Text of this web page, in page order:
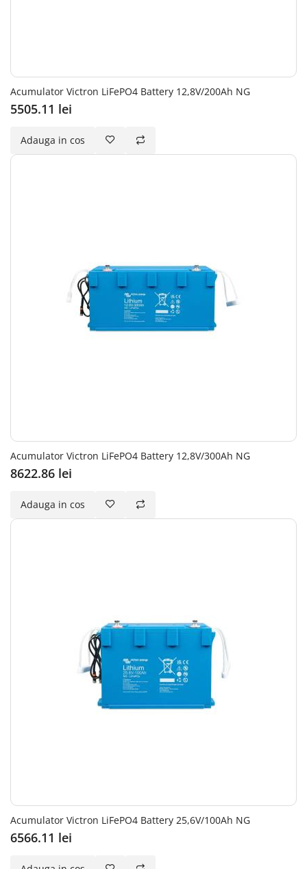
Acumulator Victron LiFePO4 Battery 12,8V/200Ah NG
5505.11 lei
Adauga in cos
Acumulator Victron LiFePO4 Battery 12,8V/300Ah NG
8622.86 lei
Adauga in cos
Acumulator Victron LiFePO4 Battery 25,6V/100Ah NG
6566.11 lei